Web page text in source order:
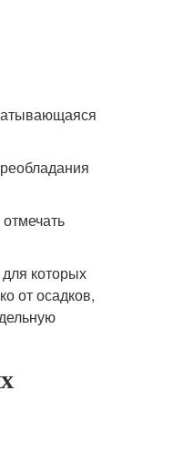
которых
от осадков,